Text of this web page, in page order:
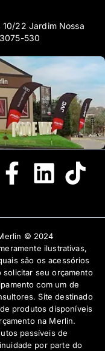
10/22 Jardim Nossa
530
© 2024
ilustrativas,
são os acessórios
solicitar seu orçamento
com um de
Site destinado
produtos disponíveis
na Merlin.
passíveis de
por parte do